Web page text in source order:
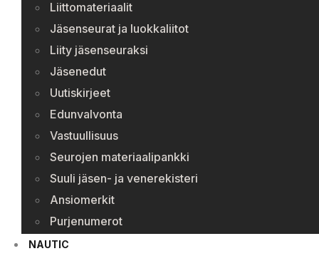
Liittomateriaalit
Jäsenseurat ja luokkaliitot
Liity jäsenseuraksi
Jäsenedut
Uutiskirjeet
Edunvalvonta
Vastuullisuus
Seurojen materiaalipankki
Suuli jäsen- ja venerekisteri
Ansiomerkit
Purjenumerot
NAUTIC